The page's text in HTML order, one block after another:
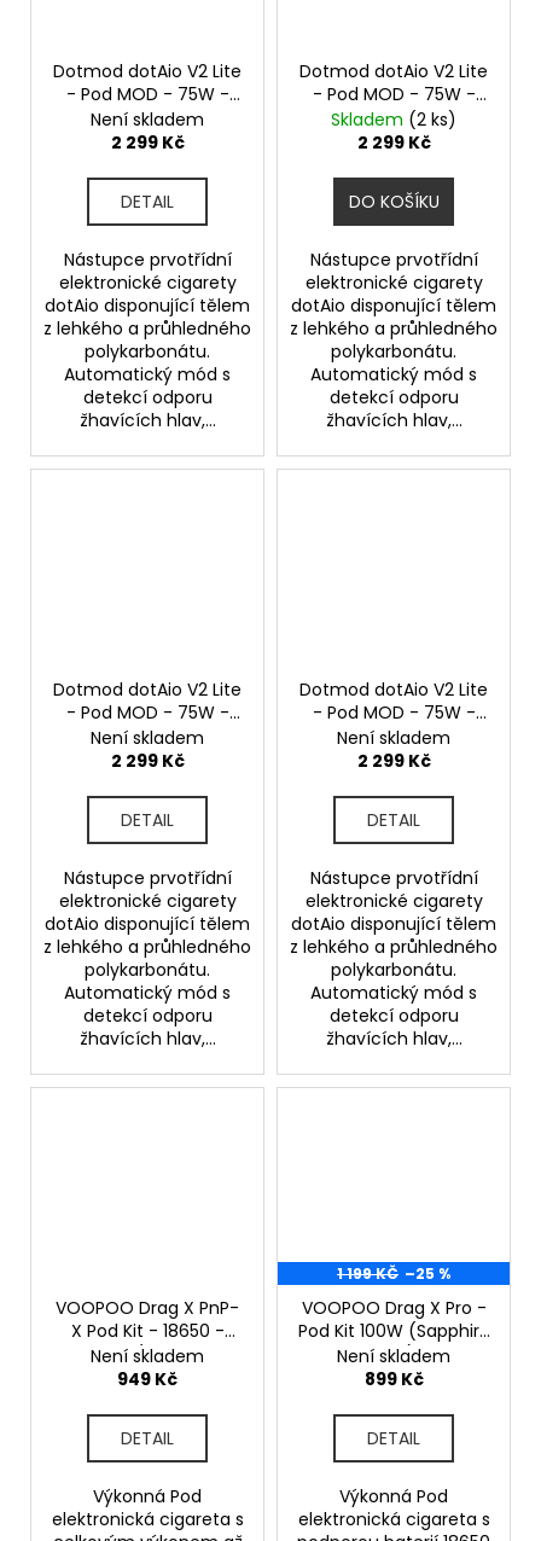
Dotmod dotAio V2 Lite
- Pod MOD - 75W -
Black Smoke
Není skladem
2 299 Kč
DETAIL
Nástupce prvotřídní
elektronické cigarety
dotAio disponující tělem
z lehkého a průhledného
polykarbonátu.
Automatický mód s
detekcí odporu
žhavících hlav,...
Dotmod dotAio V2 Lite
- Pod MOD - 75W -
Red
Skladem (2 ks)
2 299 Kč
DO KOŠÍKU
Nástupce prvotřídní
elektronické cigarety
dotAio disponující tělem
z lehkého a průhledného
polykarbonátu.
Automatický mód s
detekcí odporu
žhavících hlav,...
Dotmod dotAio V2 Lite
- Pod MOD - 75W -
Purple
Není skladem
2 299 Kč
DETAIL
Nástupce prvotřídní
elektronické cigarety
dotAio disponující tělem
z lehkého a průhledného
polykarbonátu.
Automatický mód s
detekcí odporu
žhavících hlav,...
Dotmod dotAio V2 Lite
- Pod MOD - 75W -
Green
Není skladem
2 299 Kč
DETAIL
Nástupce prvotřídní
elektronické cigarety
dotAio disponující tělem
z lehkého a průhledného
polykarbonátu.
Automatický mód s
detekcí odporu
žhavících hlav,...
VOOPOO Drag X PnP-
X Pod Kit - 18650 -
80W (Victory
Rainbow)
Není skladem
949 Kč
DETAIL
Výkonná Pod
elektronická cigareta s
1 199 KČ –25 %
VOOPOO Drag X Pro -
Pod Kit 100W (Sapphire
Blue)
Není skladem
899 Kč
DETAIL
Výkonná Pod
elektronická cigareta s